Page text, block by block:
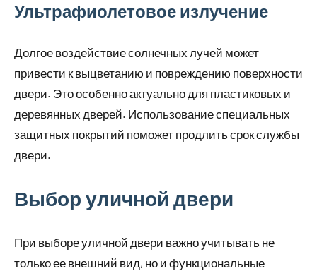
Ультрафиолетовое излучение
Долгое воздействие солнечных лучей может
привести к выцветанию и повреждению поверхности
двери. Это особенно актуально для пластиковых и
деревянных дверей. Использование специальных
защитных покрытий поможет продлить срок службы
двери.
Выбор уличной двери
При выборе уличной двери важно учитывать не
только ее внешний вид, но и функциональные